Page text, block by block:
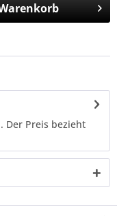
Der Preis bezieht